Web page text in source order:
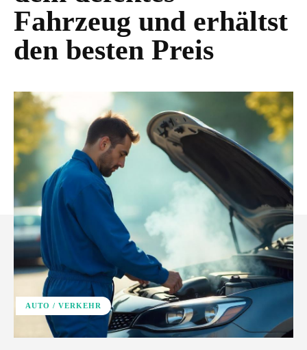
Fahrzeug und erhältst
den besten Preis
AUTO / VERKEHR